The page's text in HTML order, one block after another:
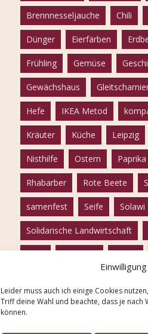
Leider muss auch ich einige Cookies
Triff deine Wahl und beachte, dass je nach
können.
Brennnesseljauche Chili
Dünger Eierfärben
Frühling Gemüse
Gewächshaus
Hefe IKEA Metod
Kräuter Küche Leipzig
Nisthilfe Ostern Paprika
Rhabarber Rote Beete
samenfest Seife Solawi
Solidarische Landwirtschaft
Tofu Tomaten vegan
Zwiebelschalen